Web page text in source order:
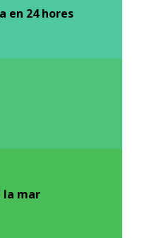
en 24 hores
la mar